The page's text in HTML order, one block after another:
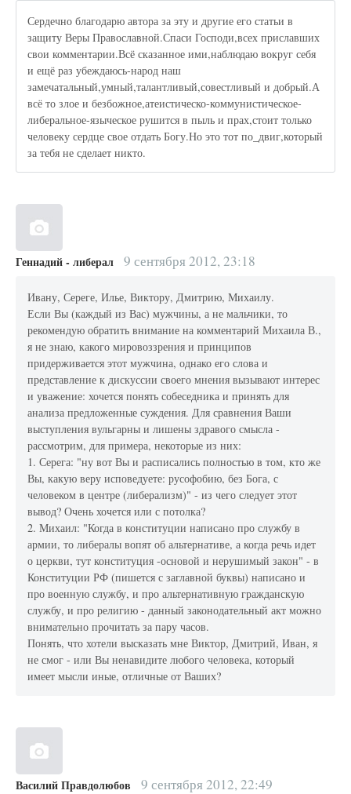
Сердечно благодарю автора за эту и другие его статьи в
защиту Веры Православной.Спаси Господи,всех приславших
свои комментарии.Всё сказанное ими,наблюдаю вокруг себя
и ещё раз убеждаюсь-народ наш
замечатальный,умный,талантливый,совестливый и добрый.А
всё то злое и безбожное,атеистическо-коммунистическое-
либеральное-языческое рушится в пыль и прах,стоит только
человеку сердце свое отдать Богу.Но это тот по_двиг,который
за тебя не сделает никто.
Геннадий - либерал 9 сентября 2012, 23:18
Ивану, Сереге, Илье, Виктору, Дмитрию, Михаилу.
Если Вы (каждый из Вас) мужчины, а не мальчики, то
рекомендую обратить внимание на комментарий Михаила В.,
я не знаю, какого мировоззрения и принципов
придерживается этот мужчина, однако его слова и
представление к дискуссии своего мнения вызывают интерес
и уважение: хочется понять собеседника и принять для
анализа предложенные суждения. Для сравнения Ваши
выступления вульгарны и лишены здравого смысла -
рассмотрим, для примера, некоторые из них:
1. Серега: "ну вот Вы и расписались полностью в том, кто же
Вы, какую веру исповедуете: русофобию, без Бога, с
человеком в центре (либерализм)" - из чего следует этот
вывод? Очень хочется или с потолка?
2. Михаил: "Когда в конституции написано про службу в
армии, то либералы вопят об альтернативе, а когда речь идет
о церкви, тут конституция -основой и нерушимый закон" - в
Конституции РФ (пишется с заглавной буквы) написано и
про военную службу, и про альтернативную гражданскую
службу, и про религию - данный законодательный акт можно
внимательно прочитать за пару часов.
Понять, что хотели высказать мне Виктор, Дмитрий, Иван, я
не смог - или Вы ненавидите любого человека, который
имеет мысли иные, отличные от Ваших?
Василий Правдолюбов 9 сентября 2012, 22:49